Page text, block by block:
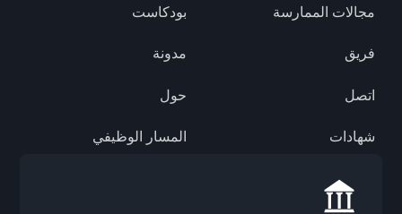
مجالات الممارسة بودكاست
فريق مدونة
اتصل حول
شهادات المسار الوظيفي